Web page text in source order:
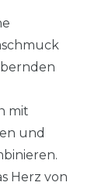
mit
und
Herz von